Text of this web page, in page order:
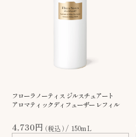
フローラノーティス ジルスチュアート
アロマティックディフューザー レフィル
4,730円（税込） 150mL